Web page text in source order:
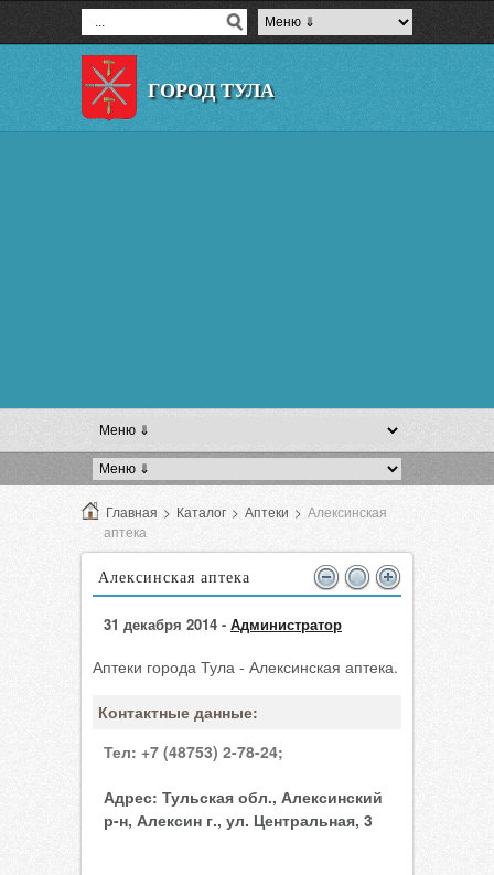
ГОРОД ТУЛА
Главная > Каталог > Аптеки > Алексинская
аптека
Алексинская аптека
31 декабря 2014 - Администратор
Аптеки города Тула - Алексинская аптека.
Контактные данные:
Тел: +7 (48753) 2-78-24;
Адрес: Тульская обл., Алексинский
р-н, Алексин г., ул. Центральная, 3